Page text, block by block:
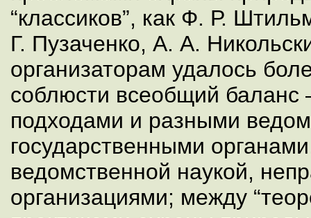
“классиков”, как Ф. Р.
Г. Пузаченко, А. А.
организаторам удалось
соблюсти всеобщий
подходами и разными
государственными
ведомственной наукой,
организациями; между